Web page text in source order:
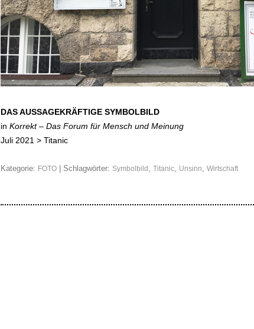
DAS AUSSAGEKRÄFTIGE SYMBOLBILD
in Korrekt – Das Forum für Mensch und Meinung
Juli 2021 > Titanic
Kategorie: FOTO | Schlagwörter: Symbolbild , Titanic, Unsinn, Wirtschaft